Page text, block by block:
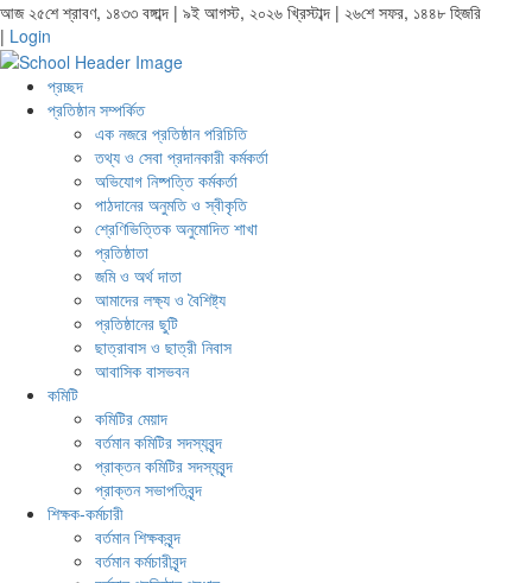
আজ ২৫শে শ্রাবণ, ১৪৩৩ বঙ্গাব্দ | ৯ই আগস্ট, ২০২৬ খ্রিস্টাব্দ | ২৬শে সফর, ১৪৪৮ হিজরি
| Login
প্রচ্ছদ
প্রতিষ্ঠান সম্পর্কিত
এক নজরে প্রতিষ্ঠান পরিচিতি
তথ্য ও সেবা প্রদানকারী কর্মকর্তা
অভিযোগ নিষ্পত্তি কর্মকর্তা
পাঠদানের অনুমতি ও স্বীকৃতি
শ্রেণিভিত্তিক অনুমোদিত শাখা
প্রতিষ্ঠাতা
জমি ও অর্থ দাতা
আমাদের লক্ষ্য ও বৈশিষ্ট্য
প্রতিষ্ঠানের ছুটি
ছাত্রাবাস ও ছাত্রী নিবাস
আবাসিক বাসভবন
কমিটি
কমিটির মেয়াদ
বর্তমান কমিটির সদস্যবৃন্দ
প্রাক্তন কমিটির সদস্যবৃন্দ
প্রাক্তন সভাপতিবৃন্দ
শিক্ষক-কর্মচারী
বর্তমান শিক্ষকবৃন্দ
বর্তমান কর্মচারীবৃন্দ